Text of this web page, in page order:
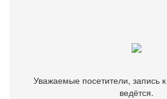
Уважаемые посетители, запись
ведётся.